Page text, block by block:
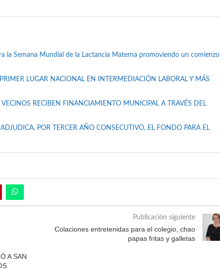
la Semana Mundial de la Lactancia Materna promoviendo un comienzo
LUGAR NACIONAL EN INTERMEDIACIÓN LABORAL Y MÁS
RECIBEN FINANCIAMIENTO MUNICIPAL A TRAVÉS DEL
POR TERCER AÑO CONSECUTIVO, EL FONDO PARA EL
A SAN
Publicación siguiente
Colaciones entretenidas para el colegio, chao
papas fritas y galletas